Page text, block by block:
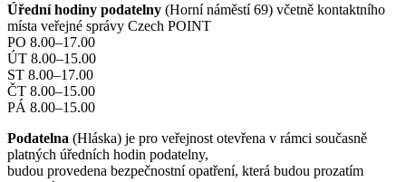
Úřední hodiny podatelny (Horní náměstí 69) včetně kontaktního
místa veřejné správy Czech POINT
PO 8.00–17.00
ÚT 8.00–15.00
ST 8.00–17.00
ČT 8.00–15.00
PÁ 8.00–15.00
Podatelna (Hláska) je pro veřejnost otevřena v rámci současně
platných úředních hodin podatelny,
budou provedena bezpečnostní opatření, která budou prozatím